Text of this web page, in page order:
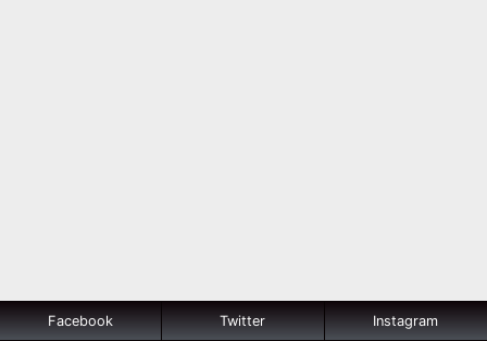
Facebook Twitter Instagram